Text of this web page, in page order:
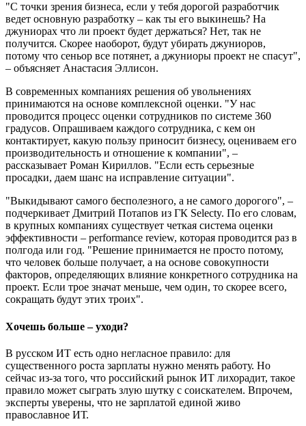
"С точки зрения бизнеса, если у тебя дорогой разработчик
ведет основную разработку – как ты его выкинешь? На
джуниорах что ли проект будет держаться? Нет, так не
получится. Скорее наоборот, будут убирать джуниоров,
потому что сеньор все потянет, а джуниоры проект не спасут",
– объясняет Анастасия Эллисон.
В современных компаниях решения об увольнениях
принимаются на основе комплексной оценки. "У нас
проводится процесс оценки сотрудников по системе 360
градусов. Опрашиваем каждого сотрудника, с кем он
контактирует, какую пользу приносит бизнесу, оцениваем его
производительность и отношение к компании", –
рассказывает Роман Кириллов. "Если есть серьезные
просадки, даем шанс на исправление ситуации".
"Выкидывают самого бесполезного, а не самого дорогого", –
подчеркивает Дмитрий Потапов из ГК Selecty. По его словам,
в крупных компаниях существует четкая система оценки
эффективности – performance review, которая проводится раз в
полгода или год. "Решение принимается не просто потому,
что человек больше получает, а на основе совокупности
факторов, определяющих влияние конкретного сотрудника на
проект. Если трое значат меньше, чем один, то скорее всего,
сокращать будут этих троих".
Хочешь больше – уходи?
В русском ИТ есть одно негласное правило: для
существенного роста зарплаты нужно менять работу. Но
сейчас из-за того, что российский рынок ИТ лихорадит, такое
правило может сыграть злую шутку с соискателем. Впрочем,
эксперты уверены, что не зарплатой единой живо
православное ИТ.